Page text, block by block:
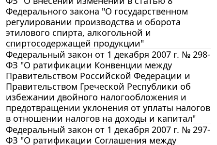
Федерального закона "О государственном
регулировании производства и оборота
этилового спирта, алкогольной и
спиртосодержащей продукции"
Федеральный закон от 1 декабря 2007 г. № 298-
ФЗ "О ратификации Конвенции между
Правительством Российской Федерации и
Правительством Греческой Республики об
избежании двойного налогообложения и
предотвращении уклонения от уплаты налогов
в отношении налогов на доходы и капитал"
Федеральный закон от 1 декабря 2007 г. № 297-
ФЗ "О ратификации Соглашения между